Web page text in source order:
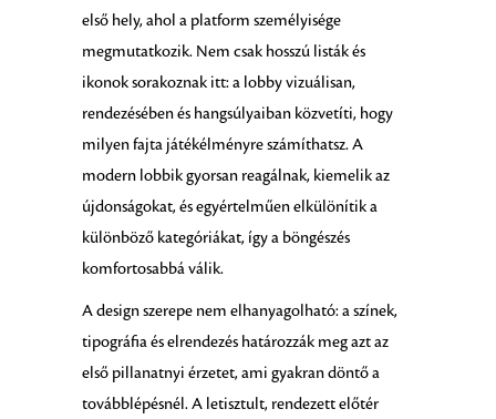
első hely, ahol a platform személyisége
megmutatkozik. Nem csak hosszú listák és
ikonok sorakoznak itt: a lobby vizuálisan,
rendezésében és hangsúlyaiban közvetíti, hogy
milyen fajta játékélményre számíthatsz. A
modern lobbik gyorsan reagálnak, kiemelik az
újdonságokat, és egyértelműen elkülönítik a
különböző kategóriákat, így a böngészés
komfortosabbá válik.
A design szerepe nem elhanyagolható: a színek,
tipográfia és elrendezés határozzák meg azt az
első pillanatnyi érzetet, ami gyakran döntő a
továbblépésnél. A letisztult, rendezett előtér